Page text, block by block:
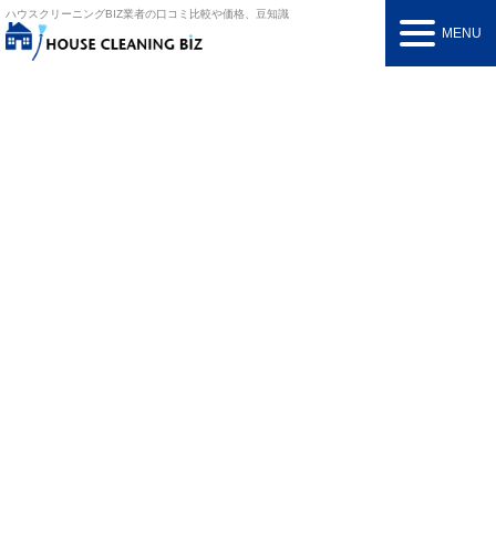
ハウスクリーニングBIZ業者の口コミ比較や価格、豆知識
MENU